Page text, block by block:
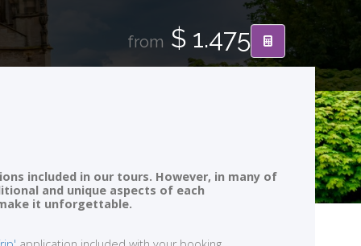
from $ 1.475
included in our tours. However, in many of
and unique aspects of each
it unforgettable.